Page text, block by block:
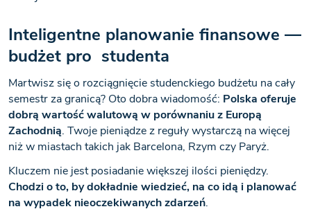
Inteligentne planowanie finansowe —
budżet pro studenta
Martwisz się o rozciągnięcie studenckiego budżetu na cały
semestr za granicą? Oto dobra wiadomość: Polska oferuje
dobrą wartość walutową w porównaniu z Europą
Zachodnią. Twoje pieniądze z reguły wystarczą na więcej
niż w miastach takich jak Barcelona, Rzym czy Paryż.
Kluczem nie jest posiadanie większej ilości pieniędzy.
Chodzi o to, by dokładnie wiedzieć, na co idą i planować
na wypadek nieoczekiwanych zdarzeń.